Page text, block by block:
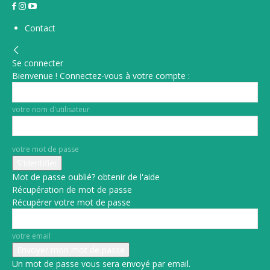
Contact
Se connecter
Bienvenue ! Connectez-vous à votre compte :
votre nom d'utilisateur
votre mot de passe
Mot de passe oublié? obtenir de l'aide
Récupération de mot de passe
Récupérer votre mot de passe
votre email
Un mot de passe vous sera envoyé par email.